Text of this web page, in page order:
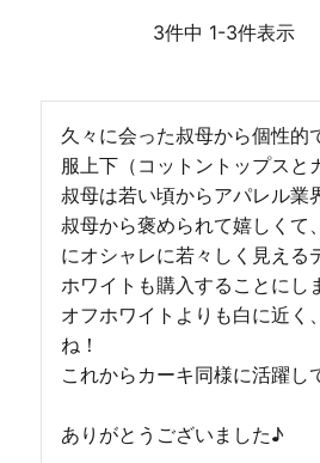
3件中 1-3件表示
久々に会った叔母から個性的
服上下（コットントップスと
叔母は若い頃からアパレル業
叔母から褒められて嬉しくて
にオシャレに若々しく見える
ホワイトも購入することにし
オフホワイトよりも白に近く
ね！
これからカーキ同様に活躍し
ありがとうございました♪